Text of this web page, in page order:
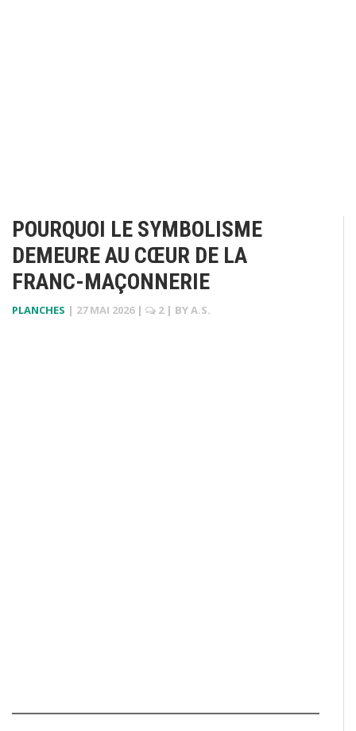
POURQUOI LE SYMBOLISME
DEMEURE AU CŒUR DE LA
FRANC-MAÇONNERIE
PLANCHES | 27 MAI 2026 | 2 | BYA.S.